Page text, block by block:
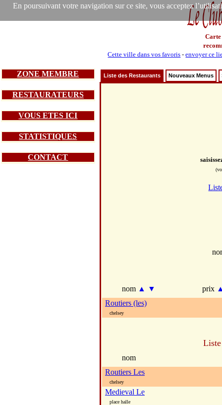
En poursuivant votre navigation sur ce site, vous acceptez
Carte
Cette ville dans vos favoris -envoyer ce
ZONE MEMBRE
RESTAURATEURS
VOUS ETES ICI
STATISTIQUES
CONTACT
Liste des Restaurants Nouveaux Menus
nom ▲ ▼ prix
Routiers (les)
chelsey
Liste
nom
Routiers Les
chelsey
Medieval Le
place halle